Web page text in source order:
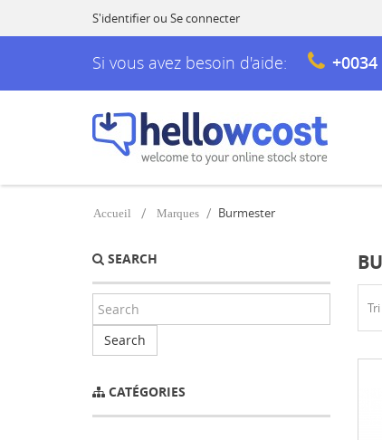
S'identifierou Se connecter
Si vous avez besoin d'aide: +0034
Accueil Marques Burmester
SEARCH
Search
CATÉGORIES
Tri